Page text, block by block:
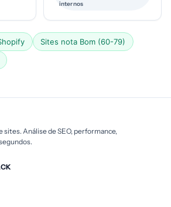
internos
Sites nota Bom (60-79)
Análise de SEO, performance,